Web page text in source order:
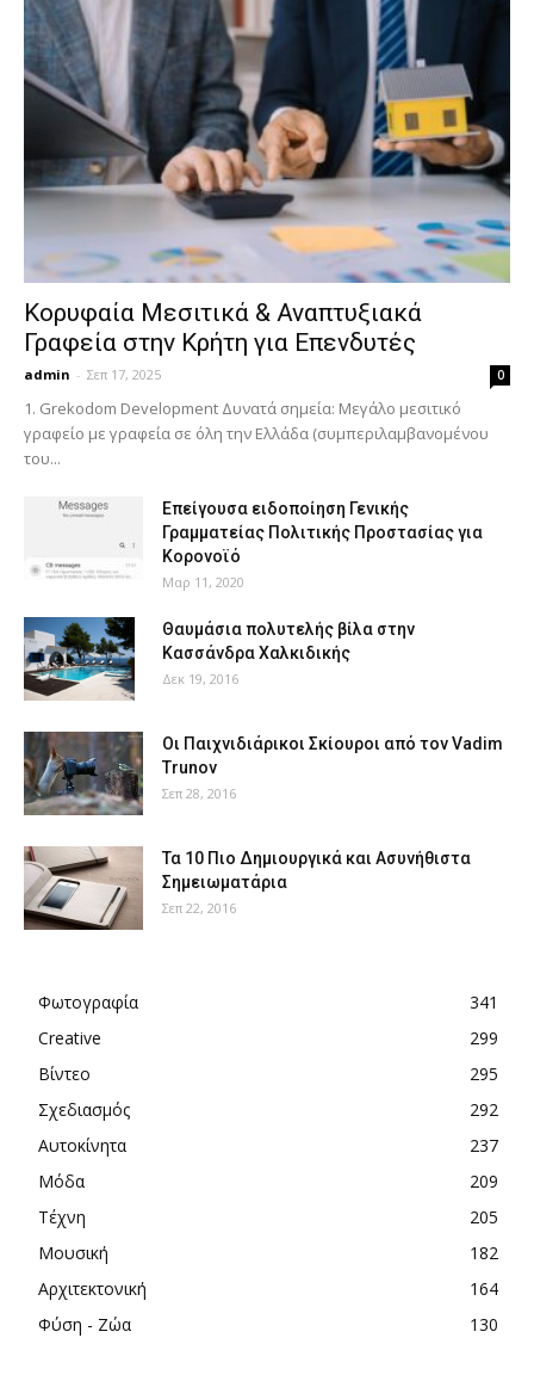
Κορυφαία Μεσιτικά & Αναπτυξιακά
Γραφεία στην Κρήτη για Επενδυτές
admin - Σεπ 17, 2025 0
1. Grekodom Development Δυνατά σημεία: Μεγάλο μεσιτικό
γραφείο με γραφεία σε όλη την Ελλάδα (συμπεριλαμβανομένου
του...
Επείγουσα ειδοποίηση Γενικής
Γραμματείας Πολιτικής Προστασίας για
Κορονοϊό
Μαρ 11, 2020
Θαυμάσια πολυτελής βίλα στην
Κασσάνδρα Χαλκιδικής
Δεκ 19, 2016
Οι Παιχνιδιάρικοι Σκίουροι από τον Vadim
Trunov
Σεπ 28, 2016
Τα 10 Πιο Δημιουργικά και Ασυνήθιστα
Σημειωματάρια
Σεπ 22, 2016
Φωτογραφία
341
Creative
299
Βίντεο
295
Σχεδιασμός
292
Αυτοκίνητα
237
Μόδα
209
Τέχνη
205
Μουσική
182
Αρχιτεκτονική
164
Φύση - Ζώα
130